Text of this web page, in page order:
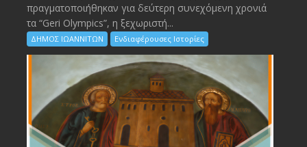
πραγματοποιήθηκαν για δεύτερη συνεχόμενη χρονιά
τα “Geri Olympics”, η ξεχωριστή...
ΔΗΜΟΣ ΙΩΑΝΝΙΤΩΝ Ενδιαφέρουσες Ιστορίες